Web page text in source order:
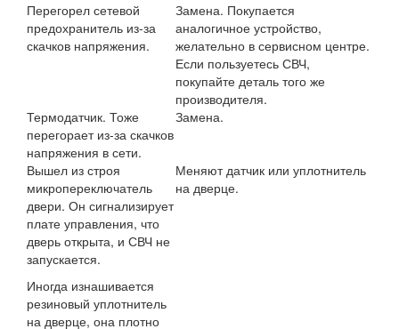
Перегорел сетевой
предохранитель из-за
скачков напряжения.
Замена. Покупается
аналогичное устройство,
желательно в сервисном центре.
Если пользуетесь СВЧ,
покупайте деталь того же
производителя.
Термодатчик. Тоже
перегорает из-за скачков
напряжения в сети.
Замена.
Вышел из строя
микропереключатель
двери. Он сигнализирует
плате управления, что
дверь открыта, и СВЧ не
запускается.
Иногда изнашивается
резиновый уплотнитель
на дверце, она плотно
Меняют датчик или уплотнитель
на дверце.